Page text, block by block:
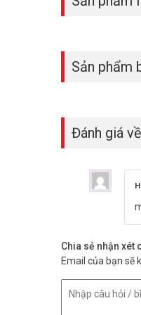
Thông số
– Tính năng: Pin
Sản phẩm
Đánh giá
Chia sẻ nhận xét
Email của bạn sẽ